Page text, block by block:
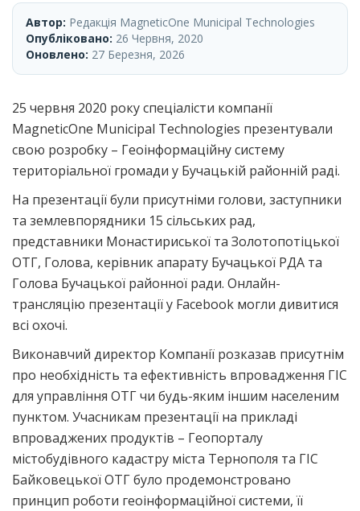
Автор: Редакція MagneticOne Municipal Technologies
Опубліковано: 26 Червня, 2020
Оновлено: 27 Березня, 2026
25 червня 2020 року спеціалісти компанії
MagneticOne Municipal Technologies презентували
свою розробку – Геоінформаційну систему
територіальної громади у Бучацькій районній раді.
На презентації були присутніми голови, заступники
та землевпорядники 15 сільських рад,
представники Монастириської та Золотопотіцької
ОТГ, Голова, керівник апарату Бучацької РДА та
Голова Бучацької районної ради. Онлайн-
трансляцію презентації у Facebook могли дивитися
всі охочі.
Виконавчий директор Компанії розказав присутнім
про необхідність та ефективність впровадження ГІС
для управління ОТГ чи будь-яким іншим населеним
пунктом. Учасникам презентації на прикладі
впроваджених продуктів – Геопорталу
містобудівного кадастру міста Тернополя та ГІС
Байковецької ОТГ було продемонстровано
принцип роботи геоінформаційної системи, її